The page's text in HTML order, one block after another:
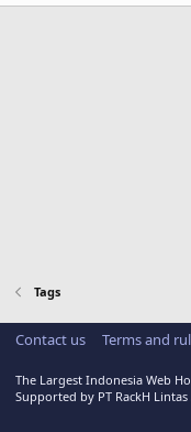
Tags
Contact us Terms and
The Largest Indonesia Web
Supported by PT RackH Lintas